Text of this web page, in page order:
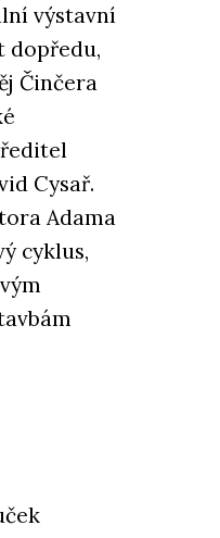
výstavní
dopředu,
Činčera
Cysař.
Adama
cyklus,